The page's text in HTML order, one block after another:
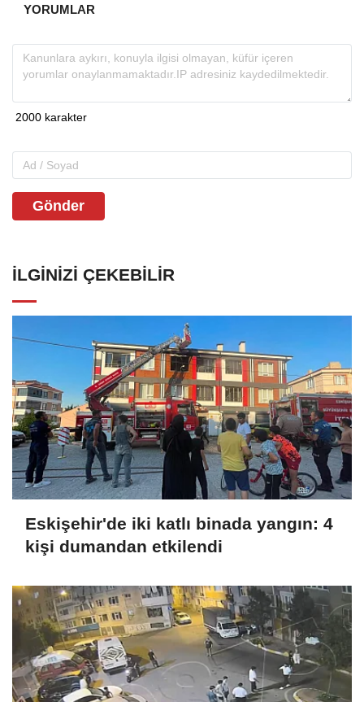
YORUMLAR
Gönder
İLGINIZI ÇEKEBILIR
Eskişehir'de iki katlı binada yangın: 4
kişi dumandan etkilendi